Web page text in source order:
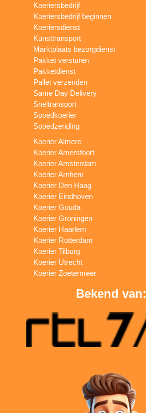
Koeriersbedrijf
Koeriersbedrijf beginnen
Koeriersdienst
Kunsttransport
Marktplaats bezorgdienst
Pakket versturen
Pakketdienst
Pallet verzenden
Same Day Delivery
Sneltransport
Spoedkoerier
Spoedzending
Koerier Almere
Koerier Amersfoort
Koerier Amsterdam
Koerier Arnhem
Koerier Den Haag
Koerier Eindhoven
Koerier Gouda
Koerier Groningen
Koerier Haarlem
Koerier Rotterdam
Koerier Tilburg
Koerier Utrecht
Koerier Zoetermeer
Bekend van: